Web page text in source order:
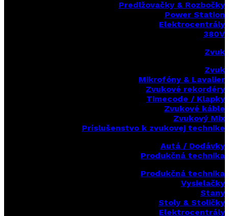
Predlžovačky & Rozbočky
Power Station
Elektrocentrály
380V
Zvuk
Zvuk
Mikrofóny & Lavalier
Zvukové rekordéry
Timecode / Klapky
Zvukové káble
Zvukový Mix
Príslušenstvo k zvukovej technike
Autá / Dodávky
Produkčná technika
Produkčná technika
Vysielačky
Stany
Stoly & Stoličky
Elektrocentrály